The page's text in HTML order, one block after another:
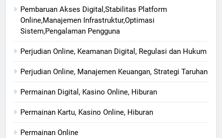
Pembaruan Akses Digital,Stabilitas Platform
Online,Manajemen Infrastruktur,Optimasi
Sistem,Pengalaman Pengguna
Perjudian Online, Keamanan Digital, Regulasi dan Hukum
Perjudian Online, Manajemen Keuangan, Strategi Taruhan
Permainan Digital, Kasino Online, Hiburan
Permainan Kartu, Kasino Online, Hiburan
Permainan Online